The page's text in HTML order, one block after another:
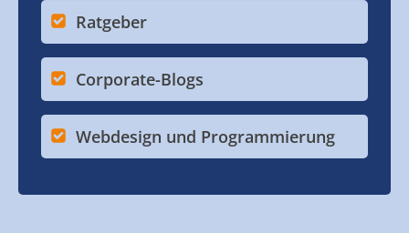
Ratgeber
Corporate-Blogs
Webdesign und Programmierung